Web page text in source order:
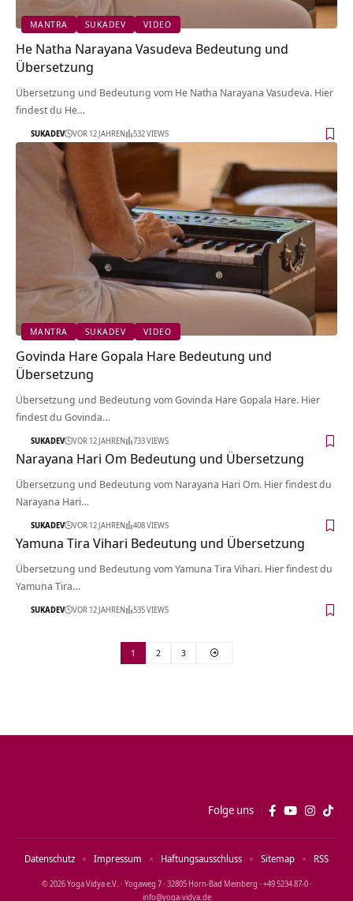
MANTRA SUKADEV VIDEO
He Natha Narayana Vasudeva Bedeutung und
Übersetzung
Übersetzung und Bedeutung vom He Natha Narayana Vasudeva. Hier
findest du He…
SUKADEV VOR 12 JAHREN 532 VIEWS
MANTRA SUKADEV VIDEO
Govinda Hare Gopala Hare Bedeutung und
Übersetzung
Übersetzung und Bedeutung vom Govinda Hare Gopala Hare. Hier
findest du Govinda…
SUKADEV VOR 12 JAHREN 733 VIEWS
Narayana Hari Om Bedeutung und Übersetzung
Übersetzung und Bedeutung vom Narayana Hari Om. Hier findest du
Narayana Hari…
SUKADEV VOR 12 JAHREN 408 VIEWS
Yamuna Tira Vihari Bedeutung und Übersetzung
Übersetzung und Bedeutung vom Yamuna Tira Vihari. Hier findest du
Yamuna Tira…
SUKADEV VOR 12 JAHREN 535 VIEWS
1 2 3
Folge uns
© 2026 Yoga Vidya e.V. · Yogaweg 7 · 32805 Horn‑Bad Meinberg · +49 5234 87‑0 ·
info@yoga‑vidya.de
Datenschutz Impressum Haftungsausschluss Sitemap RSS